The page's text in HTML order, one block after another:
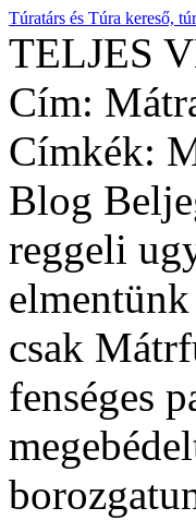
Túratárs és Túra kereső,
TELJES
Cím:
Címkék:
Blog
reggeli
csak
fenséges